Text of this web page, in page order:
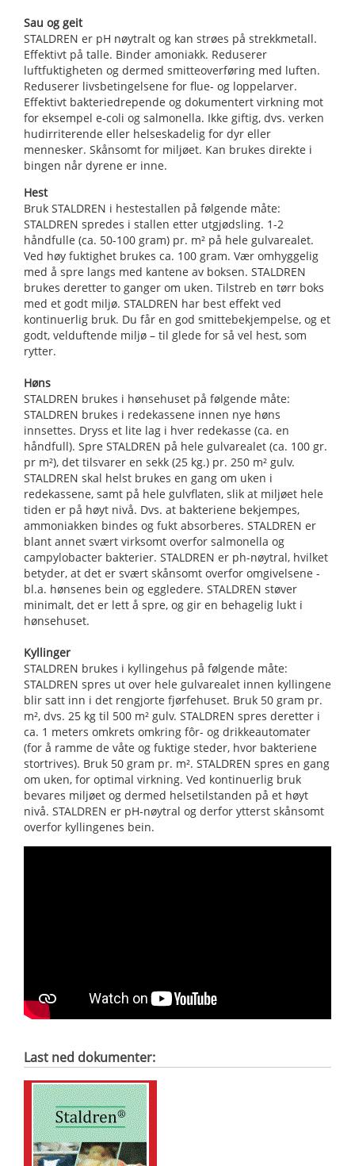
Sau og geit
STALDREN er pH nøytralt og kan strøes på strekkmetall.
Effektivt på talle. Binder amoniakk. Reduserer
luftfuktigheten og dermed smitteoverføring med luften.
Reduserer livsbetingelsene for flue- og loppelarver.
Effektivt bakteriedrepende og dokumentert virkning mot
for eksempel e-coli og salmonella. Ikke giftig, dvs. verken
hudirriterende eller helseskadelig for dyr eller
mennesker. Skånsomt for miljøet. Kan brukes direkte i
bingen når dyrene er inne.
Hest
Bruk STALDREN i hestestallen på følgende måte:
STALDREN spredes i stallen etter utgjødsling. 1-2
håndfulle (ca. 50-100 gram) pr. m² på hele gulvarealet.
Ved høy fuktighet brukes ca. 100 gram. Vær omhyggelig
med å spre langs med kantene av boksen. STALDREN
brukes deretter to ganger om uken. Tilstreb en tørr boks
med et godt miljø. STALDREN har best effekt ved
kontinuerlig bruk. Du får en god smittebekjempelse, og et
godt, velduftende miljø – til glede for så vel hest, som
rytter.
Høns
STALDREN brukes i hønsehuset på følgende måte:
STALDREN brukes i redekassene innen nye høns
innsettes. Dryss et lite lag i hver redekasse (ca. en
håndfull). Spre STALDREN på hele gulvarealet (ca. 100 gr.
pr m²), det tilsvarer en sekk (25 kg.) pr. 250 m² gulv.
STALDREN skal helst brukes en gang om uken i
redekassene, samt på hele gulvflaten, slik at miljøet hele
tiden er på høyt nivå. Dvs. at bakteriene bekjempes,
ammoniakken bindes og fukt absorberes. STALDREN er
blant annet svært virksomt overfor salmonella og
campylobacter bakterier. STALDREN er ph-nøytral, hvilket
betyder, at det er svært skånsomt overfor omgivelsene -
bl.a. hønsenes bein og eggledere. STALDREN støver
minimalt, det er lett å spre, og gir en behagelig lukt i
hønsehuset.
Kyllinger
STALDREN brukes i kyllingehus på følgende måte:
STALDREN spres ut over hele gulvarealet innen kyllingene
blir satt inn i det rengjorte fjørfehuset. Bruk 50 gram pr.
m², dvs. 25 kg til 500 m² gulv. STALDREN spres deretter i
ca. 1 meters omkrets omkring fôr- og drikkeautomater
(for å ramme de våte og fuktige steder, hvor bakteriene
stortrives). Bruk 50 gram pr. m². STALDREN spres en gang
om uken, for optimal virkning. Ved kontinuerlig bruk
bevares miljøet og dermed helsetilstanden på et høyt
nivå. STALDREN er pH-nøytral og derfor ytterst skånsomt
overfor kyllingenes bein.
Last ned dokumenter: